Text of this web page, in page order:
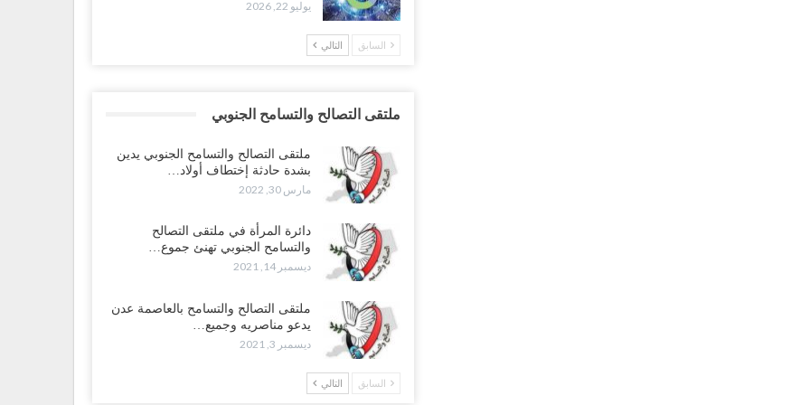
يوليو 22, 2026
السابق التالي
ملتقى التصالح والتسامح الجنوبي
ملتقى التصالح والتسامح الجنوبي يدين
بشدة حادثة إختطاف أولاد…
مارس 30, 2022
دائرة المرأة في ملتقى التصالح
والتسامح الجنوبي تهنئ جموع…
ديسمبر 14, 2021
ملتقى التصالح والتسامح بالعاصمة عدن
يدعو مناصريه وجميع…
ديسمبر 3, 2021
السابق التالي